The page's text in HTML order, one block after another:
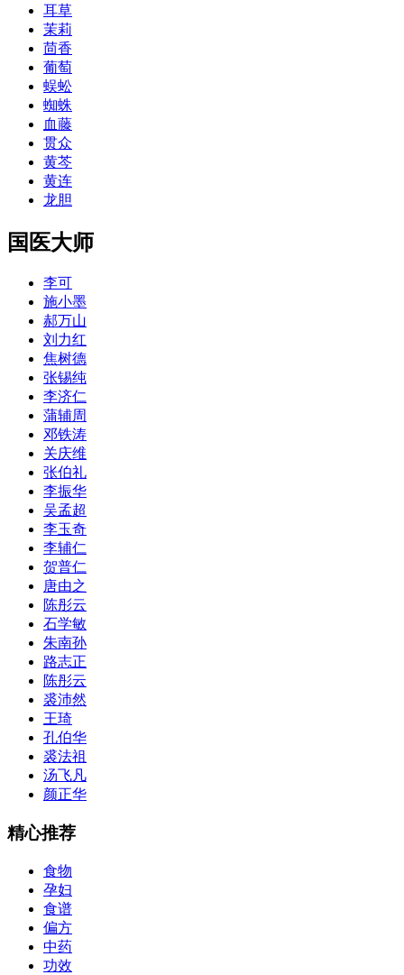
耳草
茉莉
茴香
葡萄
蜈蚣
蜘蛛
血藤
贯众
黄芩
黄连
龙胆
国医大师
李可
施小墨
郝万山
刘力红
焦树德
张锡纯
李济仁
蒲辅周
邓铁涛
关庆维
张伯礼
李振华
吴孟超
李玉奇
李辅仁
贺普仁
唐由之
陈彤云
石学敏
朱南孙
路志正
陈彤云
裘沛然
王琦
孔伯华
裘法祖
汤飞凡
颜正华
精心推荐
食物
孕妇
食谱
偏方
中药
功效